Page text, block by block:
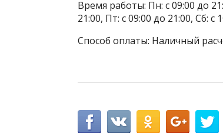
Время работы: Пн: с 09:00 до
21:00, Пт: с 09:00 до 21:00, Сб: с
Способ оплаты: Наличный